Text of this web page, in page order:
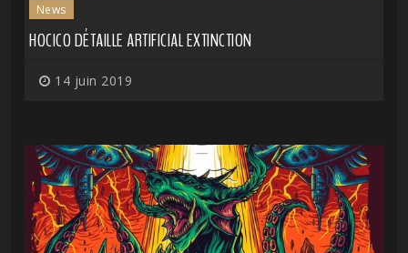
News
HOCICO DÉTAILLE ARTIFICIAL EXTINCTION
14 juin 2019